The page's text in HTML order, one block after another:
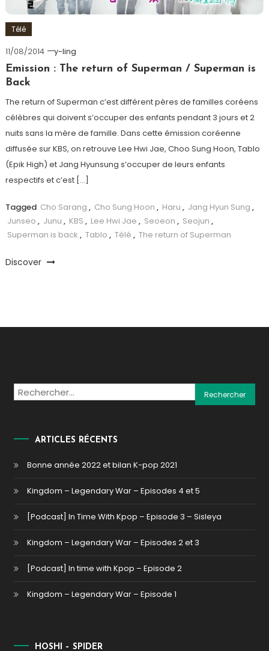
Télé
11/08/2014
y-ling
Emission : The return of Superman / Superman is
Back
The return of Superman c’est différent pères de familles coréens
célèbres qui doivent s’occuper des enfants pendant 3 jours et 2
nuits sans la mère de famille. Dans cette émission coréenne
diffusée sur KBS, on retrouve Lee Hwi Jae, Choo Sung Hoon, Tablo
(Epik High) et Jang Hyunsung s’occuper de leurs enfants
respectifs et c’est […]
Tagged Cho Sarang , Cho Sung Hoon , Haru , Jang Hyun Sung ,
Junseo , Junu , KBS , Lee Hwi Jae , Seoeon , Seojun ,
Superman is back , Tablo , Télé , The return of Superman
Discover
Rechercher :
ARTICLES RÉCENTS
Bonne année 2022 et bilan K-pop 2021
Kingdom – Legendary War – Episodes 4 et 5
[Podcast] In Time With Kpop – Episode 3 – Sisleya
Kingdom – Legendary War – Episodes 2 et 3
[Podcast] In time with Kpop – Episode 2
Kingdom – Legendary War – Episode 1
HOSHI – SPIDER